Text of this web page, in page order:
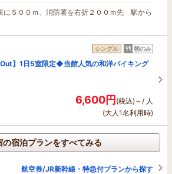
に５００ｍ、消防署を右折２００ｍ先 駅から
シングル 朝のみ
】1日5室限定◆当館人気の和洋バイキング
6,600円(税込)～/ 人
(大人1名利用時)
の宿泊プランをすべてみる
航空券/JR新幹線・特急付プランから探す